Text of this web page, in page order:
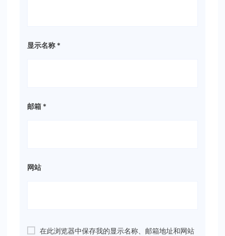
显示名称 *
邮箱 *
网站
在此浏览器中保存我的显示名称、邮箱地址和网站